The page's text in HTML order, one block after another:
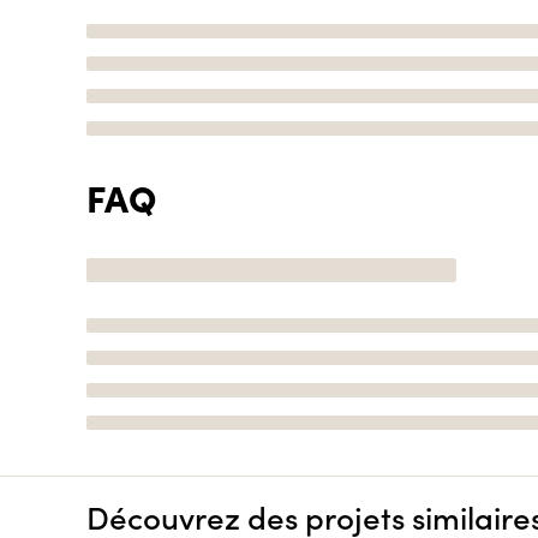
FAQ
Découvrez des projets